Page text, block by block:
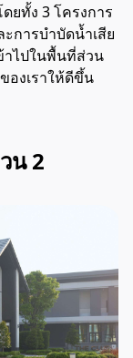
ยทั้ง 3 โครงการ
การบำบัดน้ำเสีย
าไปในพื้นที่ส่วน
องเราให้ดีขึ้น
น 2